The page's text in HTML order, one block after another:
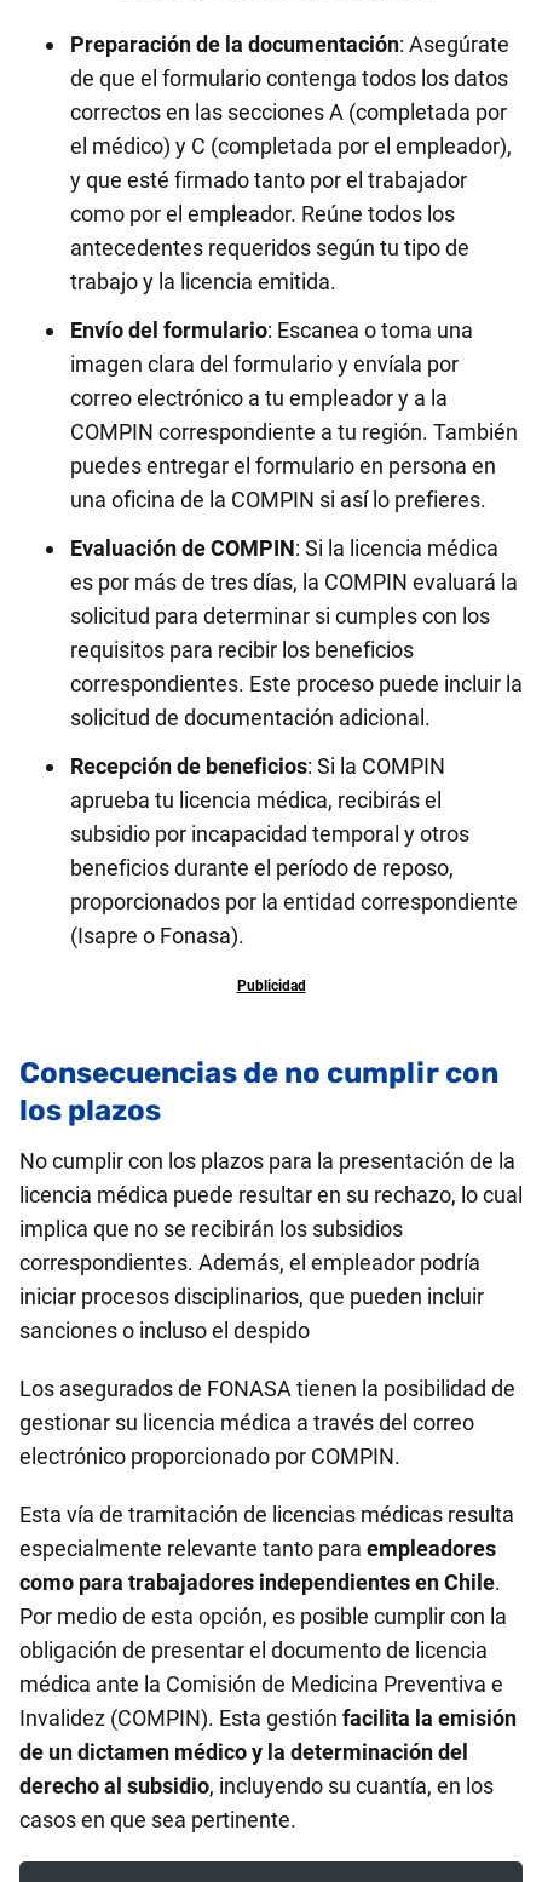
Preparación de la documentación: Asegúrate
de que el formulario contenga todos los datos
correctos en las secciones A (completada por
el médico) y C (completada por el empleador),
y que esté firmado tanto por el trabajador
como por el empleador. Reúne todos los
antecedentes requeridos según tu tipo de
trabajo y la licencia emitida.
Envío del formulario: Escanea o toma una
imagen clara del formulario y envíala por
correo electrónico a tu empleador y a la
COMPIN correspondiente a tu región. También
puedes entregar el formulario en persona en
una oficina de la COMPIN si así lo prefieres.
Evaluación de COMPIN: Si la licencia médica
es por más de tres días, la COMPIN evaluará la
solicitud para determinar si cumples con los
requisitos para recibir los beneficios
correspondientes. Este proceso puede incluir la
solicitud de documentación adicional.
Recepción de beneficios: Si la COMPIN
aprueba tu licencia médica, recibirás el
subsidio por incapacidad temporal y otros
beneficios durante el período de reposo,
proporcionados por la entidad correspondiente
(Isapre o Fonasa).
Consecuencias de no cumplir con
los plazos
No cumplir con los plazos para la presentación de la
licencia médica puede resultar en su rechazo, lo cual
implica que no se recibirán los subsidios
correspondientes. Además, el empleador podría
iniciar procesos disciplinarios, que pueden incluir
sanciones o incluso el despido​
Los asegurados de FONASA tienen la posibilidad de
gestionar su licencia médica a través del correo
electrónico proporcionado por COMPIN.
Esta vía de tramitación de licencias médicas resulta
especialmente relevante tanto para empleadores
como para trabajadores independientes en Chile.
Por medio de esta opción, es posible cumplir con la
obligación de presentar el documento de licencia
médica ante la Comisión de Medicina Preventiva e
Invalidez (COMPIN). Esta gestión facilita la emisión
de un dictamen médico y la determinación del
derecho al subsidio, incluyendo su cuantía, en los
casos en que sea pertinente.